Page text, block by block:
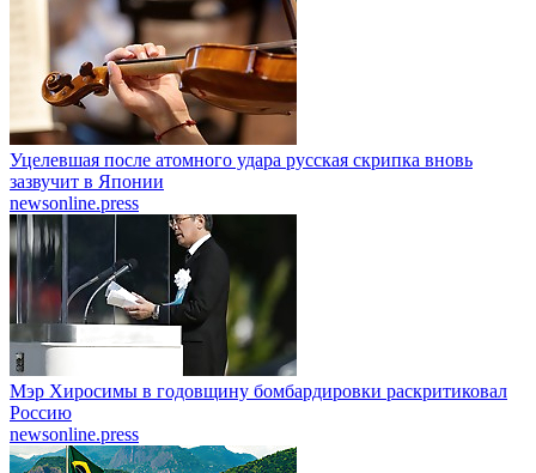
Уцелевшая после атомного удара русская скрипка вновь
зазвучит в Японии
newsonline.press
Мэр Хиросимы в годовщину бомбардировки раскритиковал
Россию
newsonline.press